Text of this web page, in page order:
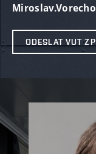
ODESLAT VUT